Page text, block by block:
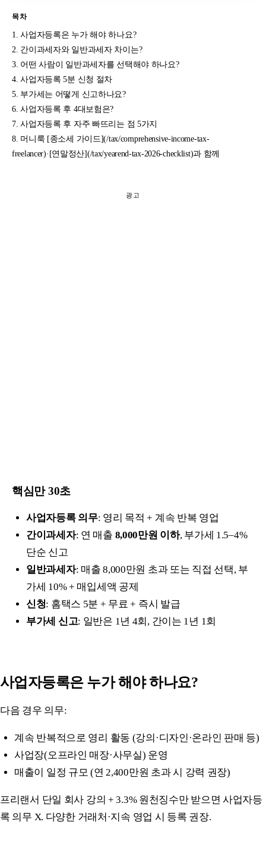
목차
사업자등록은 누가 해야 하나요?
간이과세자와 일반과세자 차이는?
어떤 사람이 일반과세자를 선택해야 하나요?
사업자등록 5분 신청 절차
부가세는 어떻게 신고하나요?
사업자등록 후 4대보험은?
사업자등록 후 자주 빠뜨리는 점 5가지
머니룩 [종소세 가이드](/tax/comprehensive-income-tax-
freelancer)·[연말정산](/tax/yearend-tax-2026-checklist)과 함께
광고
핵심만 30초
사업자등록 의무: 영리 목적 + 계속 반복 영업
간이과세자: 연 매출 8,000만원 이하, 부가세 1.5–4%
단순 신고
일반과세자: 매출 8,000만원 초과 또는 직접 선택, 부
가세 10% + 매입세액 공제
신청: 홈택스 5분 + 무료 + 즉시 발급
부가세 신고: 일반은 1년 4회, 간이는 1년 1회
사업자등록은 누가 해야 하나요?
다음 경우 의무:
계속 반복적으로 영리 활동 (강의·디자인·온라인 판매 등)
사업장(오프라인 매장·사무실) 운영
매출이 일정 규모 (연 2,400만원 초과 시 강력 권장)
프리랜서 단일 회사 강의 + 3.3% 원천징수만 받으면 사업자등
록 의무 X. 다양한 거래처·지속 영업 시 등록 권장.